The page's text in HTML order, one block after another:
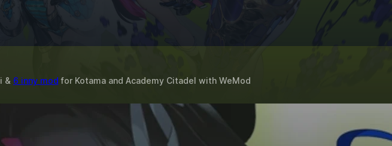
& 6 inny mod for Kotama and Academy Citadel with WeMod